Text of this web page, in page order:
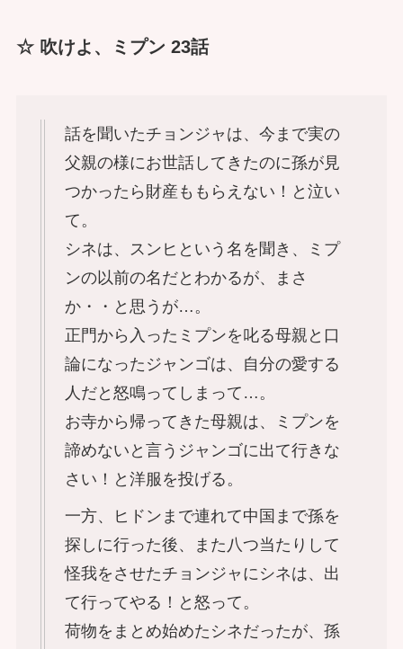
☆ 吹けよ、ミプン 23話
話を聞いたチョンジャは、今まで実の
父親の様にお世話してきたのに孫が見
つかったら財産ももらえない！と泣い
て。
シネは、スンヒという名を聞き、ミプ
ンの以前の名だとわかるが、まさ
か・・と思うが…。
正門から入ったミプンを叱る母親と口
論になったジャンゴは、自分の愛する
人だと怒鳴ってしまって…。
お寺から帰ってきた母親は、ミプンを
諦めないと言うジャンゴに出て行きな
さい！と洋服を投げる。
一方、ヒドンまで連れて中国まで孫を
探しに行った後、また八つ当たりして
怪我をさせたチョンジャにシネは、出
て行ってやる！と怒って。
荷物をまとめ始めたシネだったが、孫